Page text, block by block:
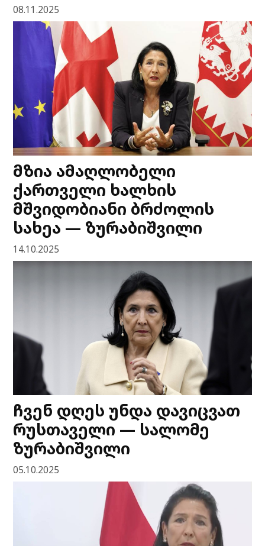
08.11.2025
მზია ამაღლობელი
ქართველი ხალხის
მშვიდობიანი ბრძოლის
სახეა — ზურაბიშვილი
14.10.2025
ჩვენ დღეს უნდა დავიცვათ
რუსთაველი — სალომე
ზურაბიშვილი
05.10.2025